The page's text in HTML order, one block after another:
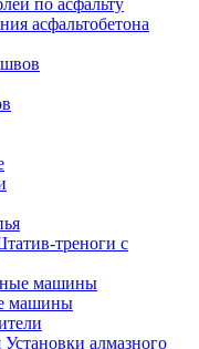
по асфальту
асфальтобетона
треноги с
машины
машины
Установки алмазного